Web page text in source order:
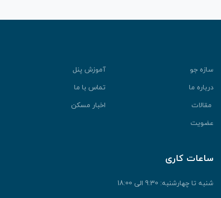
سازه جو
آموزش پنل
درباره ما
تماس با ما
مقالات
اخبار مسکن
عضویت
ساعات کاری
شنبه تا چهارشنبه: 9:30 الی 18:00